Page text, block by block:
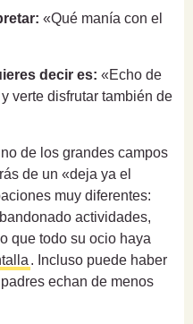
«Qué manía con el
decir es: «Echo de
verte disfrutar también de
de los grandes campos
de un «deja ya el
muy diferentes:
actividades,
que todo su ocio haya
. Incluso puede haber
echan de menos